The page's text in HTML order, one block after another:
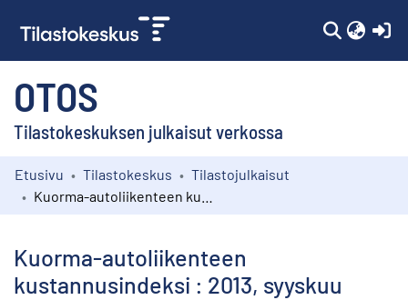
OTOS
Tilastokeskuksen julkaisut verkossa
Kokoelmat
Etusivu Tilastokeskus
Tilastojulkaisut
Kuorma-autoliikenteen
kustannusindeksi : 2013, syyskuu